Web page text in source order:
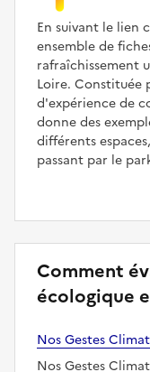
En suivant le lien
ensemble de
rafraîchissement
Loire. Constituée
d'expérience de
donne des
différents
passant par le
Comment
écologique
Nos Gestes Climat
Nos Gestes